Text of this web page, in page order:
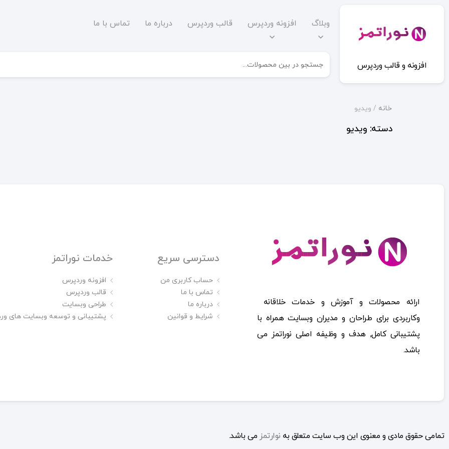
افزونه و قالب وردپرس
وبلاگ افزونه وردپرس قالب وردپرس درباره ما تماس با ما
خانه / ویدیو
دسته: ویدیو
ارائه محصولات و آموزش و خدمات خلاقانه
وکاربردی برای طراحان و مدیران وبسایت همراه با
پشتیبانی کامل, هدف و وظیفه اصلی نوراتمز می
باشد.
دسترسی سریع
حساب کاربری من
تماس با ما
درباره ما
شرایط و قوانین
خدمات نوراتمز
افزونه وردپرس
قالب وردپرس
طراحی وبسایت
پشتیبانی و توسعه وبسایت های
تمامی حقوق مادی و معنوی این وب سایت متعلق به نوارتمز می باشد.